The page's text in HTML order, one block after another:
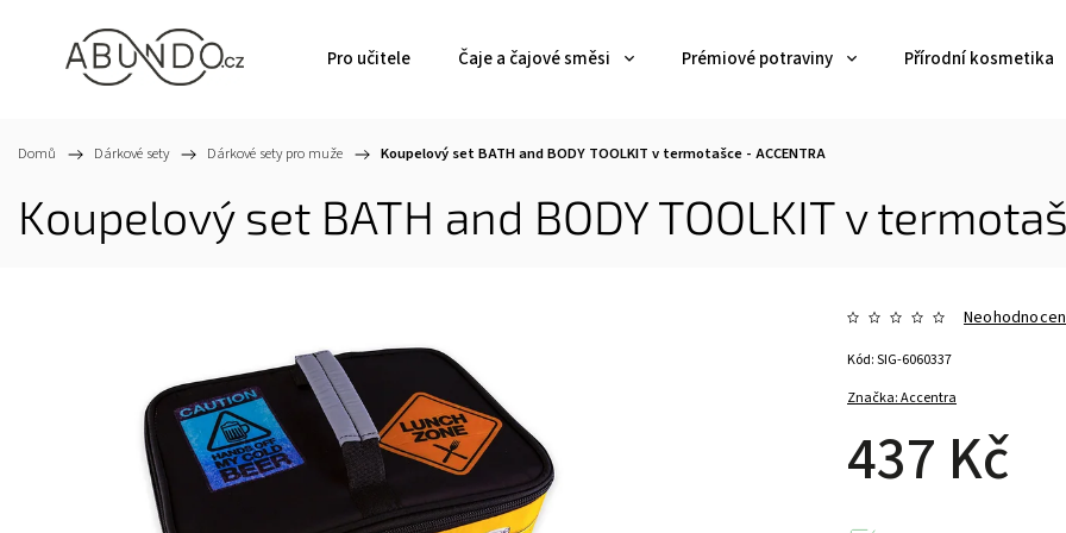
Pro učitele Čaje a čajové směsi Prémiové potraviny Přírodní kosmetika
Domů / Dárkové sety / Dárkové sety pro muže / Koupelový set BATH and BODY TOOLKIT v termotašce - ACCENTRA
Koupelový set BATH and BODY TOOLKIT v
Značka:Accentra
437 Kč
Kód:SIG-6060337